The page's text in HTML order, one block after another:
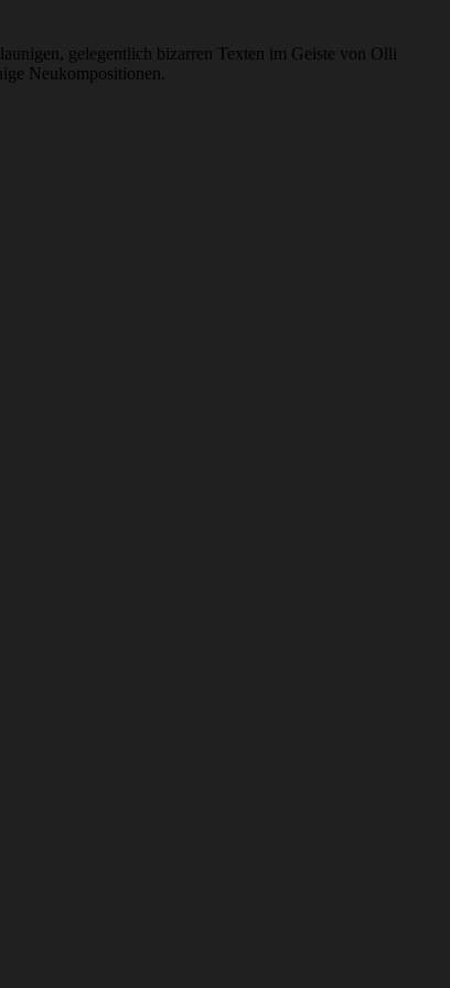
gelegentlich bizarren Texten im Geiste von Olli
Neukompositionen.